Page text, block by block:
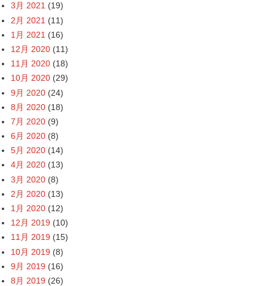
3月 2021 (19)
2月 2021 (11)
1月 2021 (16)
12月 2020 (11)
11月 2020 (18)
10月 2020 (29)
9月 2020 (24)
8月 2020 (18)
7月 2020 (9)
6月 2020 (8)
5月 2020 (14)
4月 2020 (13)
3月 2020 (8)
2月 2020 (13)
1月 2020 (12)
12月 2019 (10)
11月 2019 (15)
10月 2019 (8)
9月 2019 (16)
8月 2019 (26)